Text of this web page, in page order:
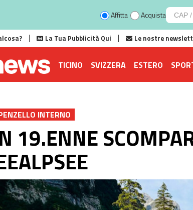
Affitta Acquista
La Tua Pubblicità Qui Le nostre
TICINO SVIZZERA ESTERO
INTERNO
19.ENNE